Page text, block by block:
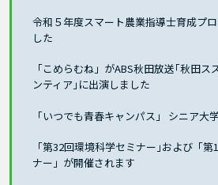
令和５年度スマート農業指導士育成プ
した
「こめらむね」がABS秋田放送｢秋田ス
ンティア｣に出演しました
「いつでも青春キャンパス」 シニア大
「第32回環境科学セミナー｣および「
ナー」が開催されます